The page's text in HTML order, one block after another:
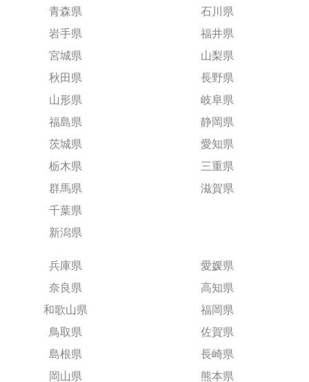
青森県
岩手県
宮城県
秋田県
山形県
福島県
茨城県
栃木県
群馬県
千葉県
新潟県
石川県
福井県
山梨県
長野県
岐阜県
静岡県
愛知県
三重県
滋賀県
兵庫県
奈良県
和歌山県
鳥取県
島根県
岡山県
愛媛県
高知県
福岡県
佐賀県
長崎県
熊本県